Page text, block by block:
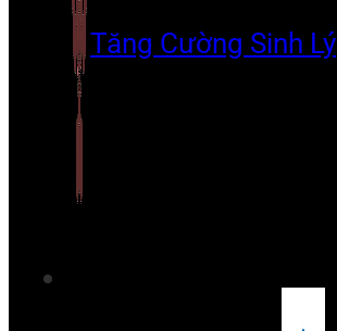
Tăng Cường Sinh Lý